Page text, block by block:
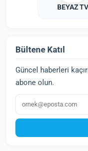
BEYAZ TV
Bültene Katıl
Güncel haberleri
abone olun.
E‑posta